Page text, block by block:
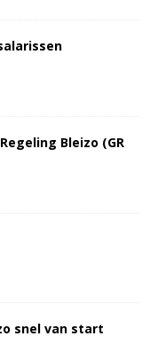
Bleizo (GR
snel van start